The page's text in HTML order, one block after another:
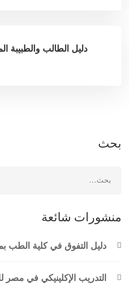
دليل الطالب والطبيبة
بحث
منشورات شائعة
دليل التفوق في كلية الطب بمصر
التدريب الإكلينيكي في مصر